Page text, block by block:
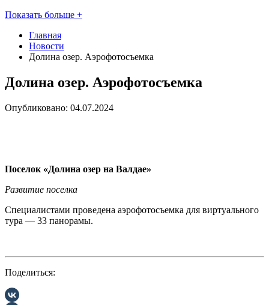
Показать больше +
Главная
Новости
Долина озер. Аэрофотосъемка
Долина озер. Аэрофотосъемка
Опубликовано: 04.07.2024
Поселок «Долина озер на Валдае»
Развитие поселка
Специалистами проведена аэрофотосъемка для виртуального
тура — 33 панорамы.
Поделиться: